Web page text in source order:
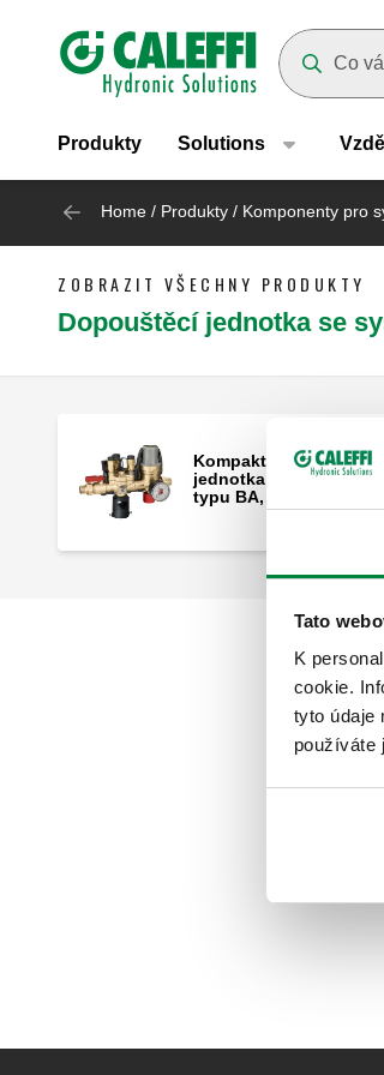
Tato
K
cookie.
tyto údaje
používáte
Header main
Produkty Solutions
Home / Produkty / Komponenty pro
ZOBRAZIT VŠECHNY PRODUKTY
Dopouštěcí jednotka se
Kompaktní
jednotka se
typu BA, filtrem a